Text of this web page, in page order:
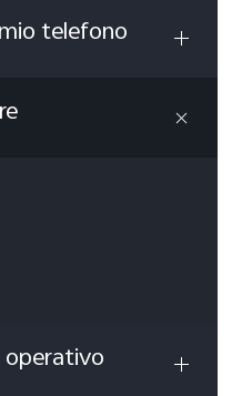
telefono